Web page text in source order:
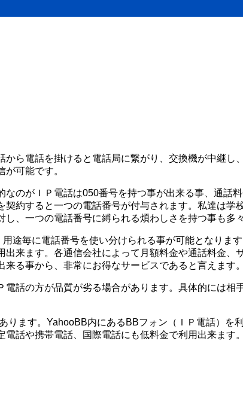
ら電話を掛けると電話局に繋がり、交換機が中継し
可能です。
のがＩＰ電話は050番号を持つ事が出来る事、通話
約すると一つの電話番号が付与されます。私達は学
、一つの電話番号に縛られる煩わしさを持つ事も多
途毎に電話番号を使い分けられる事が可能となりま
来ます。各通信会社によって月額料金や通話料金、
る事から、非常にお得なサービスであると言えます。
話の方が品質が劣る場合があります。具体的には相
ます。YahooBB内にあるBBフォン（ＩＰ電話）を
話や携帯電話、国際電話にも低料金で利用出来ます。